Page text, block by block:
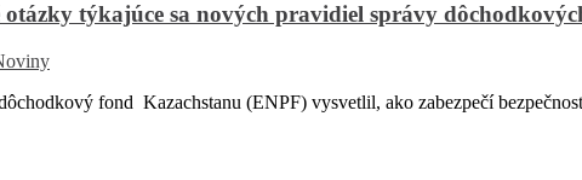
týkajúce sa nových pravidiel správy
fond Kazachstanu (ENPF) vysvetlil, ako zabezpečí